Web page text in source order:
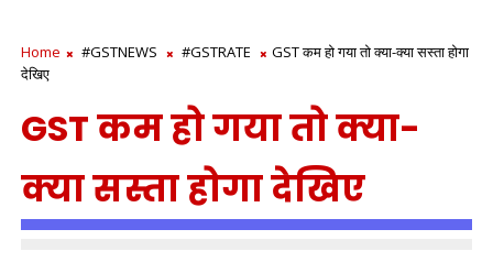
Home #GSTNEWS #GSTRATE
GST कम हो गया तो क्या-क्या सस्ता होगा
देखिए
GST कम हो गया तो क्या-
क्या सस्ता होगा देखिए